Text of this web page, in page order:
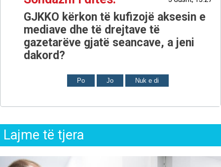
GJKKO kërkon të kufizojë aksesin e
mediave dhe të drejtave të
gazetarëve gjatë seancave, a jeni
dakord?
Po Jo Nuk e di
Lajme të tjera